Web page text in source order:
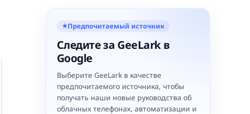
★Предпочитаемый источник
Следите за GeeLark в
Google
Выберите GeeLark в качестве
предпочитаемого источника, чтобы
получать наши новые руководства об
облачных телефонах, автоматизации и